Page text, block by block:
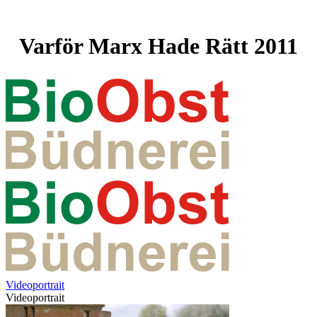
Varför Marx Hade Rätt 2011
Videoportrait
Videoportrait